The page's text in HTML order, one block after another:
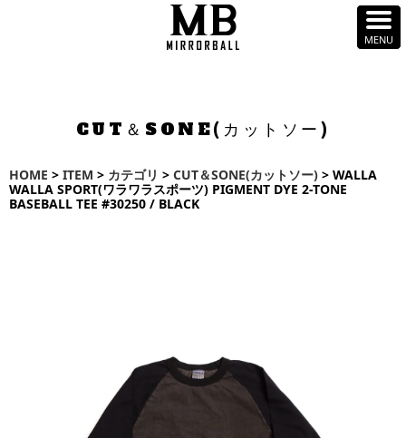
CUT＆SONE(カットソー)
HOME > ITEM > カテゴリ > CUT＆SONE(カットソー) > WALLA
WALLA SPORT(ワラワラスポーツ) PIGMENT DYE 2-TONE
BASEBALL TEE #30250 / BLACK